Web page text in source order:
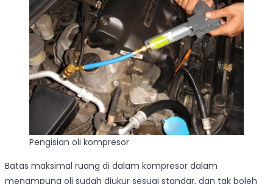
Pengisian oli kompresor
Batas maksimal ruang di dalam kompresor dalam
menampung oli sudah diukur sesuai standar, dan tak boleh